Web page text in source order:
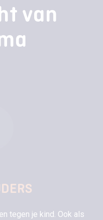
van
tegen je kind. Ook als